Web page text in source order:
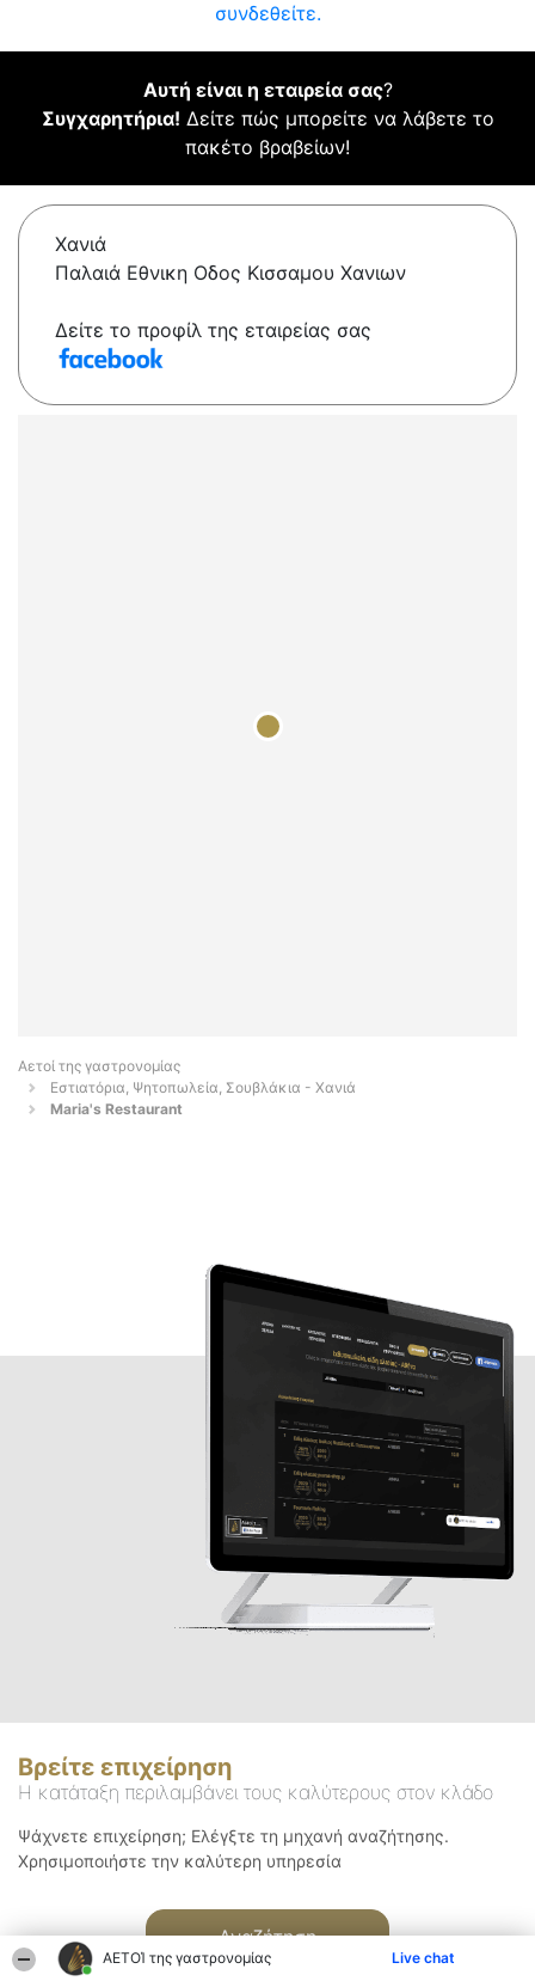
ΑΕΤΟΊ της γαστρονομίας Live chat
συνδεθείτε.
Αυτή είναι η εταιρεία σας?
Συγχαρητήρια! Δείτε πώς μπορείτε να λάβετε το
πακέτο βραβείων!
Χανιά
Παλαιά Εθνικη Οδος Κισσαμου Χανιων
Δείτε το προφίλ της εταιρείας σας
Αετοί της γαστρονομίας
Εστιατόρια, Ψητοπωλεία, Σουβλάκια - Χανιά
Maria's Restaurant
Βρείτε επιχείρηση
Η κατάταξη περιλαμβάνει τους καλύτερους στον κλάδο
Ψάχνετε επιχείρηση; Ελέγξτε τη μηχανή αναζήτησης.
Χρησιμοποιήστε την καλύτερη υπηρεσία
Αναζήτηση